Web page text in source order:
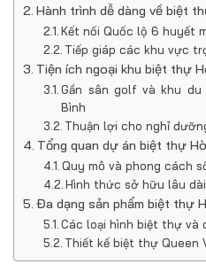
Hành trình dễ dàng về biệt
Kết nối Quốc lộ 6 huyết
Tiếp giáp các khu vực
Tiện ích ngoại khu biệt thự
Gần sân golf và khu
Bình
Thuận lợi cho nghỉ
Tổng quan dự án biệt thự
Quy mô và phong cách
Hình thức sở hữu lâu
Đa dạng sản phẩm biệt thự
Các loại hình biệt thự và
Thiết kế biệt thự Queen